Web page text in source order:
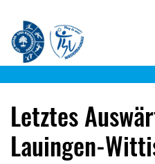
Letztes
Lauingen-